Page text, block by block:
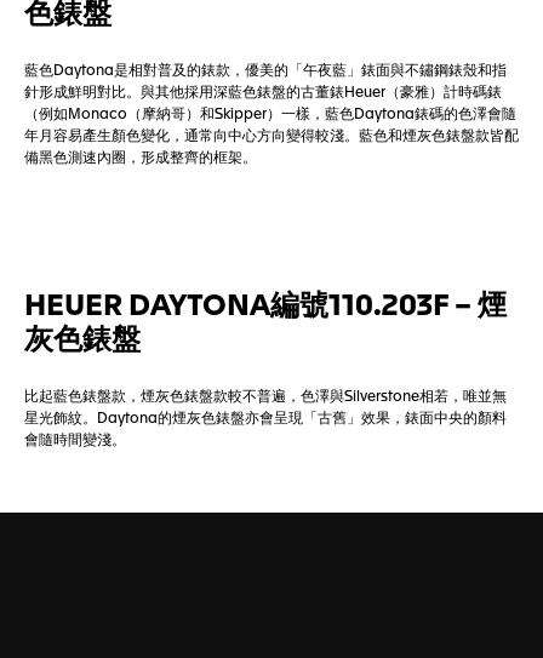
色錶盤
藍色Daytona是相對普及的錶款，優美的「午夜藍」錶面與不鏽鋼錶殼和指
針形成鮮明對比。與其他採用深藍色錶盤的古董錶Heuer（豪雅）計時碼錶
（例如Monaco（摩納哥）和Skipper）一樣，藍色Daytona錶碼的色澤會隨
年月容易產生顏色變化，通常向中心方向變得較淺。藍色和煙灰色錶盤款皆配
備黑色測速內圈，形成整齊的框架。
HEUER DAYTONA編號110.203F – 煙
灰色錶盤
比起藍色錶盤款，煙灰色錶盤款較不普遍，色澤與Silverstone相若，唯並無
星光飾紋。Daytona的煙灰色錶盤亦會呈現「古舊」效果，錶面中央的顏料
會隨時間變淺。